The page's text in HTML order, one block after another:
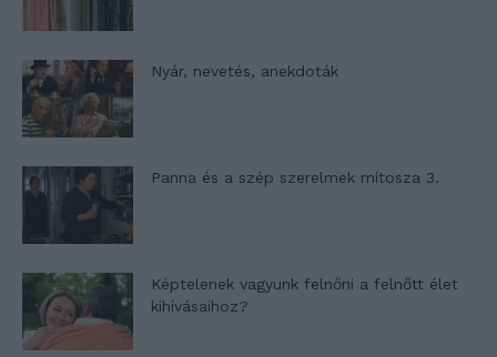
Nyár, nevetés, anekdoták
Panna és a szép szerelmek mítosza 3.
Képtelenek vagyunk felnőni a felnőtt élet
kihívásaihoz?